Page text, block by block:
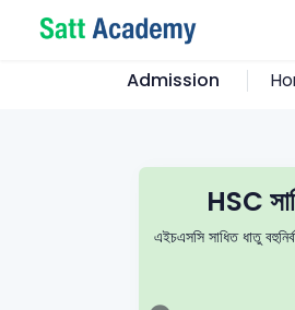
Admission
HSC
এইচএসসি সাধিত ধাতু